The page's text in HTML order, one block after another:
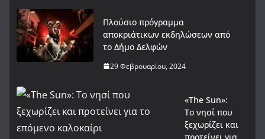
Πλούσιο πρόγραμμα
αποκριάτικων εκδηλώσεων από
το Δήμο Δελφών
29 Φεβρουαρίου, 2024
«The Sun»:
Το νησί που
ξεχωρίζει και